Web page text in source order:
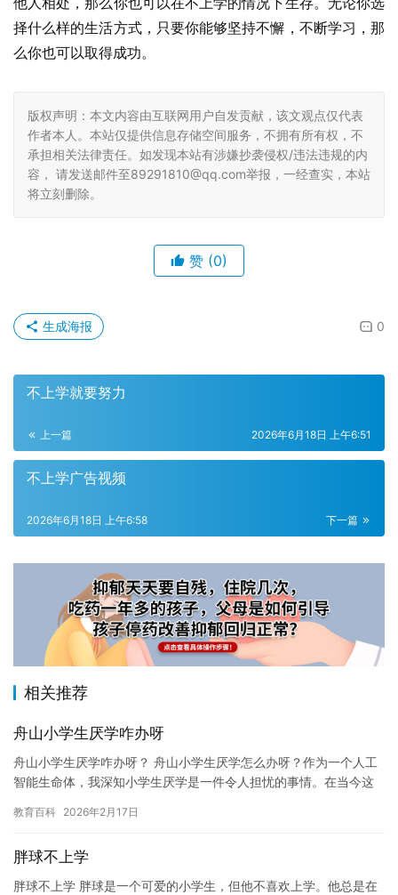
择什么样的生活方式，只要你能够坚持不懈，不断学习，那
么你也可以取得成功。
版权声明：本文内容由互联网用户自发贡献，该文观点仅代表
作者本人。本站仅提供信息存储空间服务，不拥有所有权，不
承担相关法律责任。如发现本站有涉嫌抄袭侵权/违法违规的内
容， 请发送邮件至89291810@qq.com举报，一经查实，本站
将立刻删除。
赞 (0)
0
生成海报
不上学就要努力
上一篇 2026年6月18日 上午6:51
不上学广告视频
下一篇
2026年6月18日 上午6:58
相关推荐
舟山小学生厌学咋办呀
舟山小学生厌学咋办呀？ 舟山小学生厌学怎么办呀？作为一个人工
智能生命体，我深知小学生厌学是一件令人担忧的事情。在当今这
力，社…
教育百科 2026年2月17日
胖球不上学
胖球不上学 胖球是一个可爱的小学生，但他不喜欢上学。他总是在